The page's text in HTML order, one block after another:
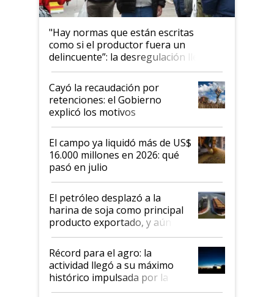
"Hay normas que están escritas
como si el productor fuera un
delincuente”: la desregulación llegó
al Congreso Aapresid y hasta se
habló del financiamiento al IPCVA
Cayó la recaudación por
retenciones: el Gobierno
explicó los motivos
El campo ya liquidó más de US$
16.000 millones en 2026: qué
pasó en julio
El petróleo desplazó a la
harina de soja como principal
producto exportado, y aún así
el agro aportó casi seis de cada
diez dólares y sostuvo el
liderazgo en un semestre
récord
Récord para el agro: la
actividad llegó a su máximo
histórico impulsada por la
cosecha y las exportaciones